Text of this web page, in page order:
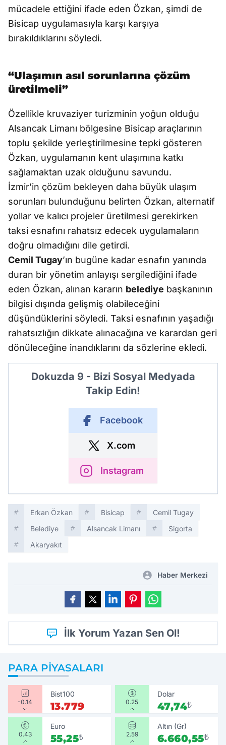
mücadele ettiğini ifade eden Özkan, şimdi de
Bisicap uygulamasıyla karşı karşıya
bırakıldıklarını söyledi.
“Ulaşımın asıl sorunlarına çözüm
üretilmeli”
Özellikle kruvaziyer turizminin yoğun olduğu
Alsancak Limanı bölgesine Bisicap araçlarının
toplu şekilde yerleştirilmesine tepki gösteren
Özkan, uygulamanın kent ulaşımına katkı
sağlamaktan uzak olduğunu savundu.
İzmir’in çözüm bekleyen daha büyük ulaşım
sorunları bulunduğunu belirten Özkan, alternatif
yollar ve kalıcı projeler üretilmesi gerekirken
taksi esnafını rahatsız edecek uygulamaların
doğru olmadığını dile getirdi.
Cemil Tugay’ın bugüne kadar esnafın yanında
duran bir yönetim anlayışı sergilediğini ifade
eden Özkan, alınan kararın belediye başkanının
bilgisi dışında gelişmiş olabileceğini
düşündüklerini söyledi. Taksi esnafının yaşadığı
rahatsızlığın dikkate alınacağına ve karardan geri
dönüleceğine inandıklarını da sözlerine ekledi.
Dokuzda 9 - Bizi Sosyal Medyada
Takip Edin!
Facebook
X.com
Instagram
Erkan Özkan Bisicap
Cemil Tugay
Belediye
Alsancak Limanı
Sigorta
Akaryakıt
Haber Merkezi
İlk Yorum Yazan Sen Ol!
PARA PIYASALARI
-0.14
Bist100
13.779 0.25
Dolar
47,74₺
0.43
Euro
55,25₺ 2.59
Altın (Gr)
6.660,55₺